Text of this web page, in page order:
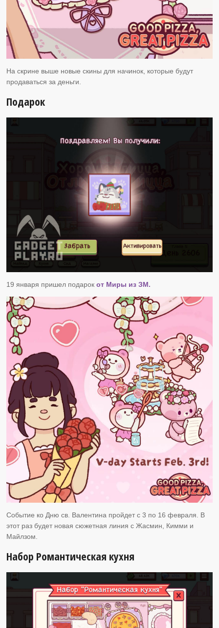
На скрине выше новые скины для начинок, которые будут
продаваться за деньги.
Подарок
19 января пришел подарокот Миры из ЗМ.
Событие ко Дню св. Валентина пройдет с 3 по 16 февраля. В
этот раз будет новая сюжетная линия с Жасмин, Кимми и
Майлзом.
Набор Романтическая кухня